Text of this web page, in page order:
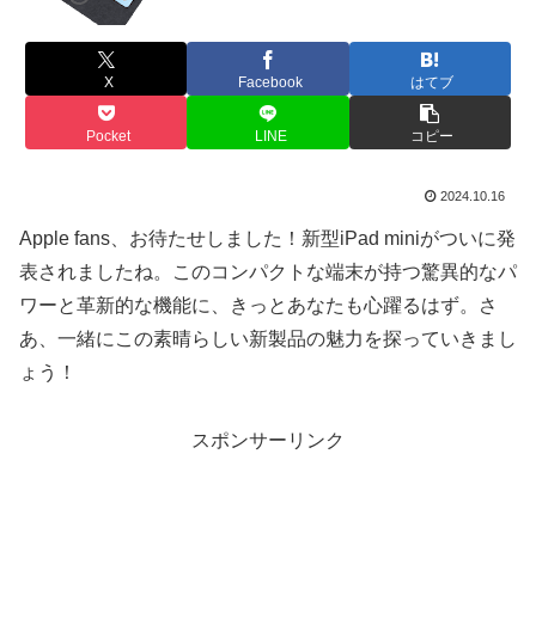
X Facebook はてブ
Pocket LINE コピー
2024.10.16
Apple fans、お待たせしました！新型iPad miniがついに発
表されましたね。このコンパクトな端末が持つ驚異的なパ
ワーと革新的な機能に、きっとあなたも心躍るはず。さ
あ、一緒にこの素晴らしい新製品の魅力を探っていきまし
ょう！
スポンサーリンク